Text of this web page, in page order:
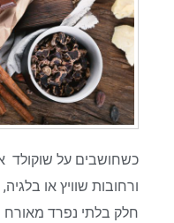
כשחושבים על שוקולד
ורחובות שוויץ או בלגיה,
חלק בלתי נפרד מאורח